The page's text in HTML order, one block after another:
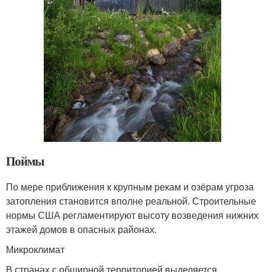
Поймы
По мере приближения к крупным рекам и озёрам угроза
затопления становится вполне реальной. Строительные
нормы США регламентируют высоту возведения нижних
этажей домов в опасных районах.
Микроклимат